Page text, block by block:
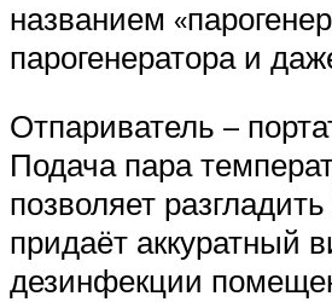
названием
парогенератора и
Отпариватель –
Подача пара
позволяет
придаёт аккуратный
дезинфекции